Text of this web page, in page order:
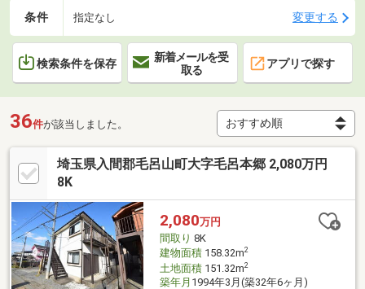
条件 指定なし 変更する
検索条件を保存
新着メールを受
取る
アプリで探す
36件が該当しました。
埼玉県入間郡毛呂山町大字毛呂本郷 2,080万円
8K
2,080万円
間取り 8K
建物面積158.32m2
土地面積151.32m2
築年月 1994年3月(築32年6ヶ月)